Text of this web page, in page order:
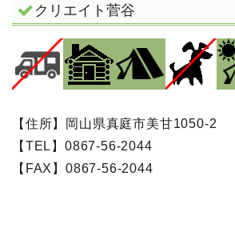
クリエイト菅谷
【住所】岡山県真庭市美甘1050-2
【TEL】0867-56-2044
【FAX】0867-56-2044